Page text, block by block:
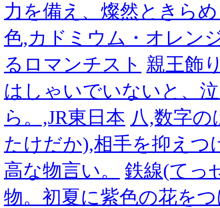
力を備え、燦然ときら
色,カドミウム・オレン
るロマンチスト 親王飾
はしゃいでいないと、
ら。,JR東日本 八,数字
たけだか),相手を抑えつ
高な物言い。
鉄線(てっ
物。初夏に紫色の花を